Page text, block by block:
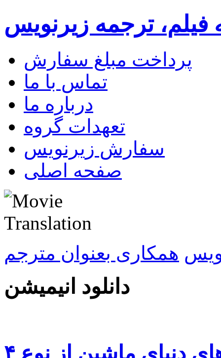
فیلم، ترجمه زیرنویس
پرداخت مبلغ سفارش
تماس با ما
درباره ما
تعهدات گروه
سفارش زیرنویس
صفحه اصلی
همکاری بعنوان مترجم
دانلود انیمیشن